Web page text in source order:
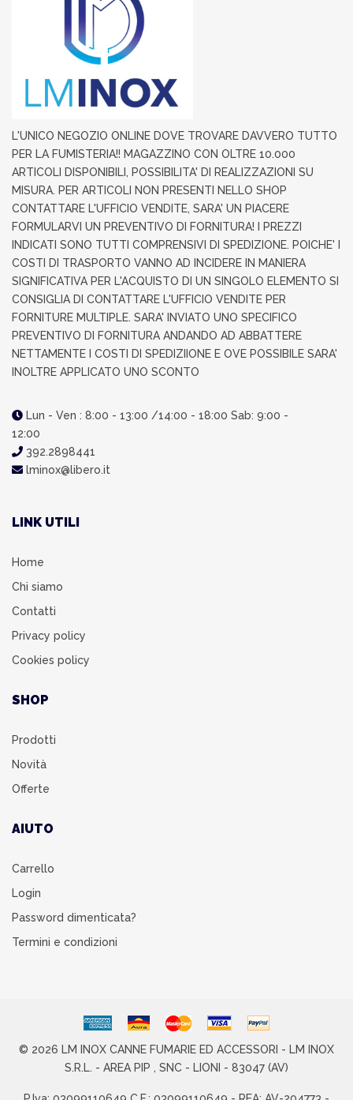
L'UNICO NEGOZIO ONLINE DOVE TROVARE DAVVERO TUTTO
PER LA FUMISTERIA!! MAGAZZINO CON OLTRE 10.000
ARTICOLI DISPONIBILI, POSSIBILITA' DI REALIZZAZIONI SU
MISURA. PER ARTICOLI NON PRESENTI NELLO SHOP
CONTATTARE L'UFFICIO VENDITE, SARA' UN PIACERE
FORMULARVI UN PREVENTIVO DI FORNITURA! I PREZZI
INDICATI SONO TUTTI COMPRENSIVI DI SPEDIZIONE. POICHE' I
COSTI DI TRASPORTO VANNO AD INCIDERE IN MANIERA
SIGNIFICATIVA PER L'ACQUISTO DI UN SINGOLO ELEMENTO SI
CONSIGLIA DI CONTATTARE L'UFFICIO VENDITE PER
FORNITURE MULTIPLE. SARA' INVIATO UNO SPECIFICO
PREVENTIVO DI FORNITURA ANDANDO AD ABBATTERE
NETTAMENTE I COSTI DI SPEDIZIIONE E OVE POSSIBILE SARA'
INOLTRE APPLICATO UNO SCONTO
Lun - Ven : 8:00 - 13:00 /14:00 - 18:00 Sab: 9:00 -
12:00
392.2898441
lminox@libero.it
LINK UTILI
Home
Chi siamo
Contatti
Privacy policy
Cookies policy
SHOP
Prodotti
Novità
Offerte
AIUTO
Carrello
Login
Password dimenticata?
Termini e condizioni
© 2026 LM INOX CANNE FUMARIE ED ACCESSORI - LM INOX
S.R.L. - AREA PIP , SNC - LIONI - 83047 (AV)